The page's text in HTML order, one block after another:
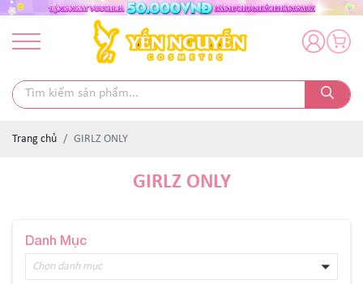
Trang chủ GIRLZ ONLY
GIRLZ ONLY
Danh Mục
Chọn danh mục